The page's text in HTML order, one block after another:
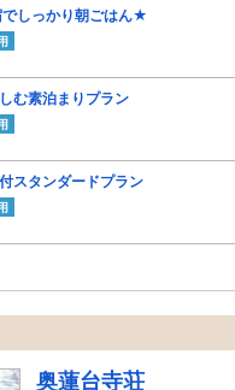
でしっかり朝ごはん★
む素泊まりプラン
スタンダードプラン
奥蓮台寺荘